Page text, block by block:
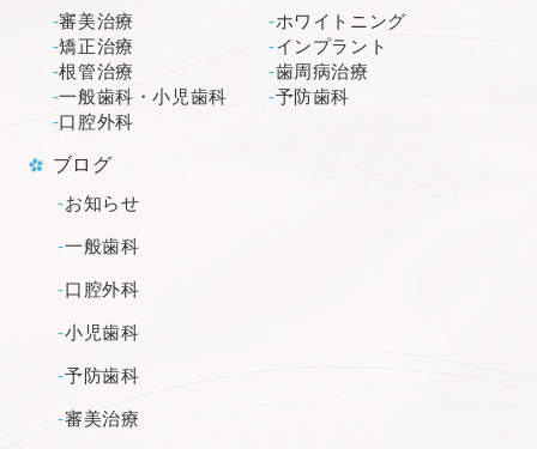
審美治療
ホワイトニング
矯正治療
インプラント
根管治療
歯周病治療
一般歯科・小児歯科
予防歯科
口腔外科
ブログ
お知らせ
一般歯科
口腔外科
小児歯科
予防歯科
審美治療